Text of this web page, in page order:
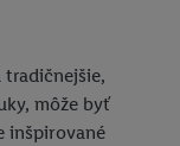
môže byť
inšpirované